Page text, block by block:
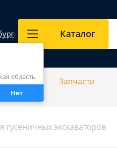
область
Нет
Каталог
Запчасти
гусеничных экскаваторов